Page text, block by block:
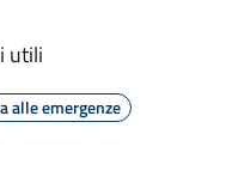
utili
alle emergenze